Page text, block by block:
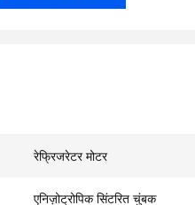
रेफ्रिजरेटर मोटर
एनिज़ोट्रोपिक सिंटरित चुंबक